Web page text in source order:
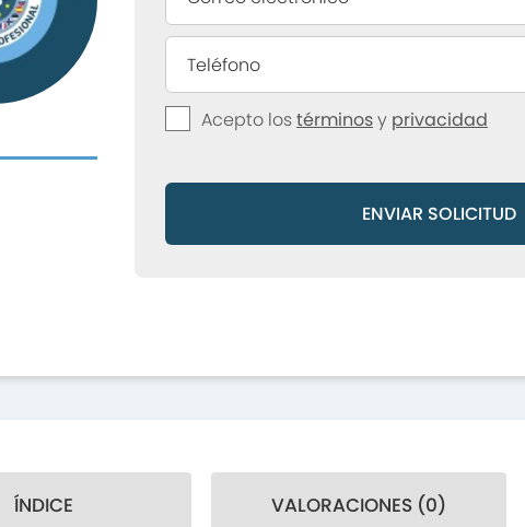
Acepto lostérminosy privacidad
ENVIAR SOLICITUD
ÍNDICE VALORACIONES (0)